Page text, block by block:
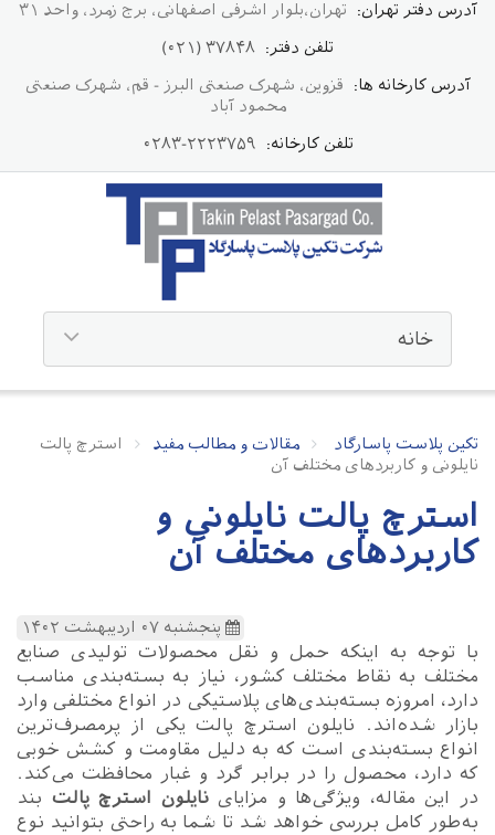
آدرس دفتر تهران: تهران،بلوار اشرفی اصفهانی، برج زمرد، واحد ۳۱
تلفن دفتر: ۳۷۸۴۸ (۰۲۱)
آدرس کارخانه ها:
قزوین، شهرک صنعتی البرز - قم، شهرک صنعتی
محمود آباد
تلفن کارخانه: ۲۲۲۳۷۵۹-۰۲۸۳
تکین پلاست پاسارگاد مقالات و مطالب مفید
استرچ پالت
نایلونی و کاربردهای مختلف آن
استرچ پالت نایلونی و
کاربردهای مختلف آن
پنجشنبه ۰۷ اردیبهشت ۱۴۰۲
با توجه به اینکه حمل و نقل محصولات تولیدی صنایع
مختلف به نقاط مختلف کشور، نیاز به بسته‌بندی مناسب
دارد، امروزه بسته‌بندی‌های پلاستیکی در انواع مختلفی وارد
بازار شده‌اند. نایلون استرچ پالت یکی از پرمصرف‌ترین
انواع بسته‌بندی است که به دلیل مقاومت و کشش خوبی
که دارد، محصول را در برابر گرد و غبار محافظت می‌کند.
در این مقاله، ویژگی‌ها و مزایاینایلون استرچ پالت بند
به‌طور کامل بررسی خواهد شد تا شما به راحتی بتوانید نوع